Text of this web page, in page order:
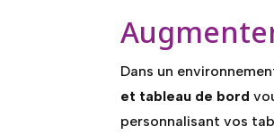
Dans un
et tableau de bord
personnalisant vos